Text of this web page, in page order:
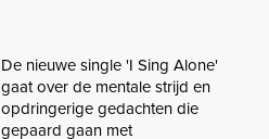
De nieuwe single 'I Sing Alone'
gaat over de mentale strijd en
opdringerige gedachten die
gepaard gaan met